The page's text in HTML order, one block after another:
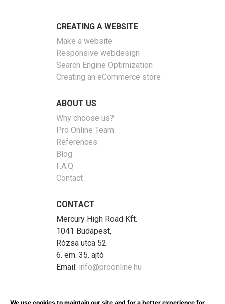
CREATING A WEBSITE
Make a website
Responsive webdesign
Search Engine Optimization
Creating an eCommerce store
ABOUT US
Why choose us?
Pro Online Team
References
Blog
F.A.Q
Contact
CONTACT
Mercury High Road Kft.
1041 Budapest,
Rózsa utca 52.
6. em. 35. ajtó
Email: info@proonline.hu